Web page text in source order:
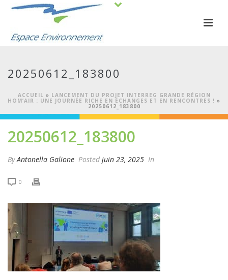
20250612_183800
ACCUEIL » LANCEMENT DU PROJET INTERREG GRANDE RÉGION
HOM’AIR : UNE JOURNÉE RICHE EN ÉCHANGES ET EN RENCONTRES ! »
20250612_183800
20250612_183800
ByAntonella Galione Posted juin 23, 2025 In
0